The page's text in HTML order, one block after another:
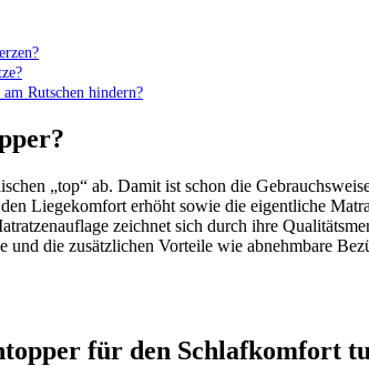
Rutschen hindern?
„top“ ab. Damit ist schon die
Liegekomfort erhöht sowie die eigentliche
zeichnet sich durch ihre
und die zusätzlichen Vorteile wie abnehmbare
für den Schlafkomfort